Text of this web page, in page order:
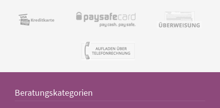
Beratungskategorien